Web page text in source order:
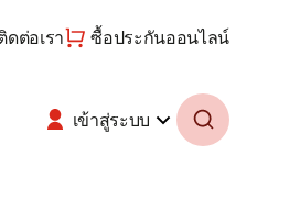
ดต่อเรา ซื้อประกันออนไลน์
เข้าสู่ระบบ